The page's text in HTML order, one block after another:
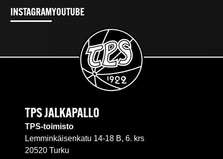
INSTAGRAMYOUTUBE
TPS JALKAPALLO
TPS-toimisto
Lemminkäisenkatu 14-18 B, 6. krs
20520 Turku